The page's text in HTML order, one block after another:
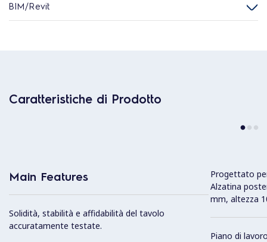
BIM/Revit
Caratteristiche di Prodotto
Main Features
Solidità, stabilità e affidabilità del tavolo
accuratamente testate.
Progettato
Alzatina
mm, altezza
Piano di